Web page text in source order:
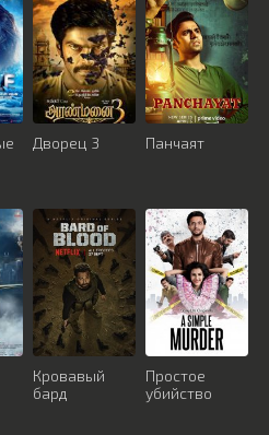
Дворец 3 Панчаят
Кровавый
бард
Простое
убийство